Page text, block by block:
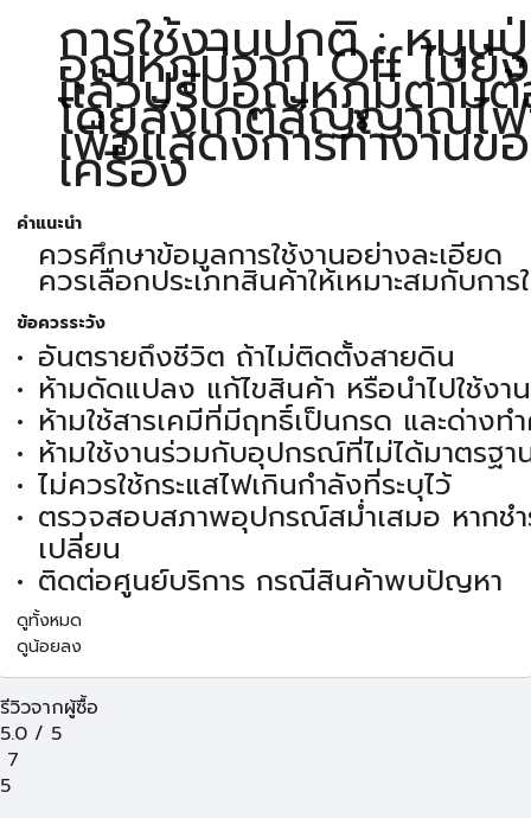
การใช้งานปกติ : หมุน
อุณหภูมิจาก Off ไปยั
แล้วปรับอุณหภูมิตามต้
โดยสังเกตสัญญาณไฟ
เพื่อแสดงการทำงานข
เครื่อง
คำแนะนำ
ควรศึกษาข้อมูลการใช้งานอย่างละเอียด
ควรเลือกประเภทสินค้าให้เหมาะสมกับการ
ข้อควรระวัง
อันตรายถึงชีวิต ถ้าไม่ติดตั้งสายดิน
ห้ามดัดแปลง แก้ไขสินค้า หรือนำไปใช้งา
ห้ามใช้สารเคมีที่มีฤทธิ์เป็นกรด และด่างท
ห้ามใช้งานร่วมกับอุปกรณ์ที่ไม่ได้มาตรฐา
ไม่ควรใช้กระแสไฟเกินกำลังที่ระบุไว้
ตรวจสอบสภาพอุปกรณ์สม่ำเสมอ หากช
เปลี่ยน
ติดต่อศูนย์บริการ กรณีสินค้าพบปัญหา
ดูทั้งหมด
ดูน้อยลง
รีวิวจากผู้ซื้อ
5.0 / 5
7
5